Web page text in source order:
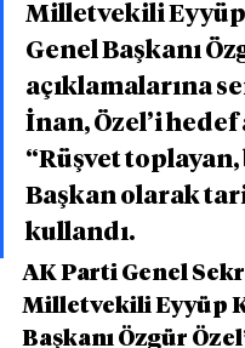
Milletvekili
Genel Başkanı
açıklamalarına
İnan, Özel’i hedef
“Rüşvet toplayan,
Başkan olarak
kullandı.
AK Parti Genel
Milletvekili Eyyüp
Başkanı Özgür